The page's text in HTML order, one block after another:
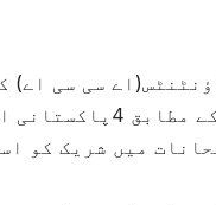
ہونے والے امتحانات
میں شریک کو